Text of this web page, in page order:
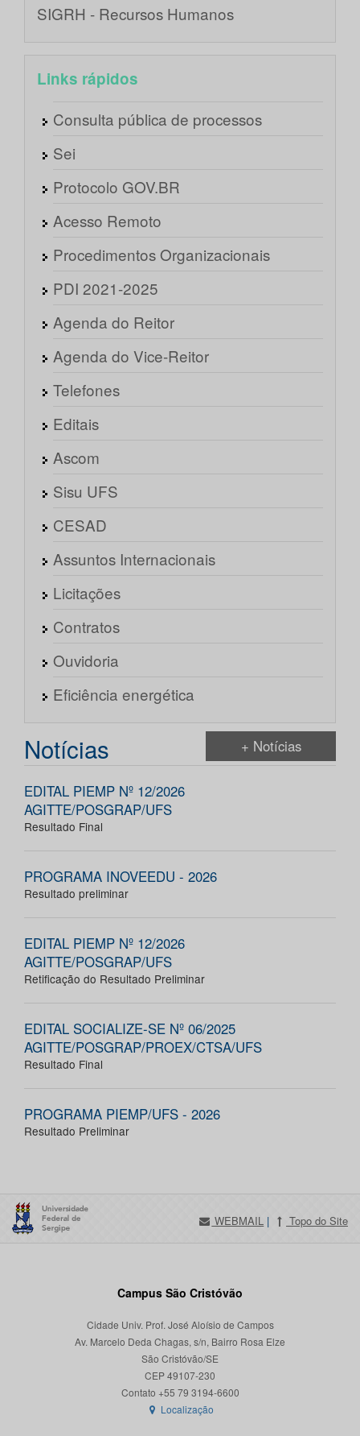
SIGRH - Recursos Humanos
Links rápidos
Consulta pública de processos
Sei
Protocolo GOV.BR
Acesso Remoto
Procedimentos Organizacionais
PDI 2021-2025
Agenda do Reitor
Agenda do Vice-Reitor
Telefones
Editais
Ascom
Sisu UFS
CESAD
Assuntos Internacionais
Licitações
Contratos
Ouvidoria
Eficiência energética
Notícias + Notícias
EDITAL PIEMP Nº 12/2026
AGITTE/POSGRAP/UFS
Resultado Final
PROGRAMA INOVEEDU - 2026
Resultado preliminar
EDITAL PIEMP Nº 12/2026
AGITTE/POSGRAP/UFS
Retificação do Resultado Preliminar
EDITAL SOCIALIZE-SE Nº 06/2025
AGITTE/POSGRAP/PROEX/CTSA/UFS
Resultado Final
PROGRAMA PIEMP/UFS - 2026
Resultado Preliminar
WEBMAIL | Topo do Site
Campus São Cristóvão
Cidade Univ. Prof. José Aloísio de Campos
Av. Marcelo Deda Chagas, s/n, Bairro Rosa Elze
São Cristóvão/SE
CEP 49107-230
Localização